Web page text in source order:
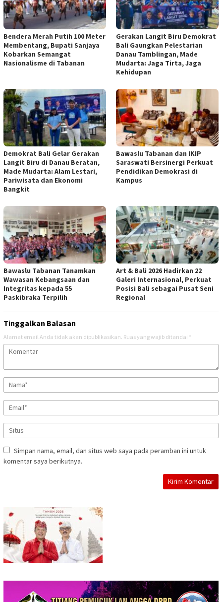
Bendera Merah Putih 100 Meter
Membentang, Bupati Sanjaya
Kobarkan Semangat
Nasionalisme di Tabanan
Gerakan Langit Biru Demokrat
Bali Gaungkan Pelestarian
Danau Tamblingan, Made
Mudarta: Jaga Tirta, Jaga
Kehidupan
Demokrat Bali Gelar Gerakan
Langit Biru di Danau Beratan,
Made Mudarta: Alam Lestari,
Pariwisata dan Ekonomi
Bangkit
Bawaslu Tabanan dan IKIP
Saraswati Bersinergi Perkuat
Pendidikan Demokrasi di
Kampus
Bawaslu Tabanan Tanamkan
Wawasan Kebangsaan dan
Integritas kepada 55
Paskibraka Terpilih
Art & Bali 2026 Hadirkan 22
Galeri Internasional, Perkuat
Posisi Bali sebagai Pusat Seni
Regional
Tinggalkan Balasan
Alamat email Anda tidak akan dipublikasikan. Ruas yang wajib ditandai *
Simpan nama, email, dan situs web saya pada peramban ini untuk
komentar saya berikutnya.